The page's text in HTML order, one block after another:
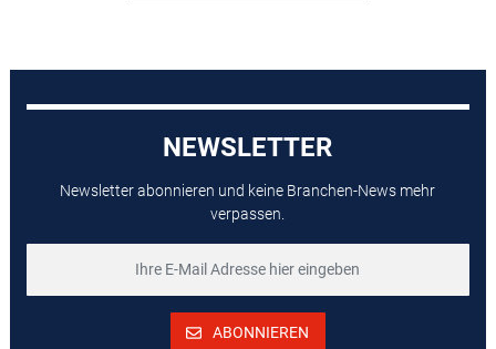
NEWSLETTER
Newsletter abonnieren und keine Branchen-News mehr
verpassen.
ABONNIEREN